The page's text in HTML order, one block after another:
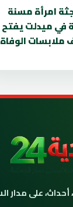
امرأة مسنة
في ميدلت يفتح
الوفاة